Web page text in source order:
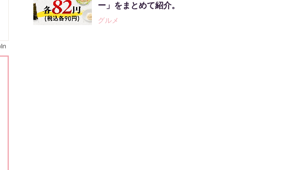
ー」をまとめて紹介。
グルメ